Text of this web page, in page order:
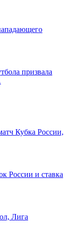
призвала
Кубка России,
России и ставка
Лига